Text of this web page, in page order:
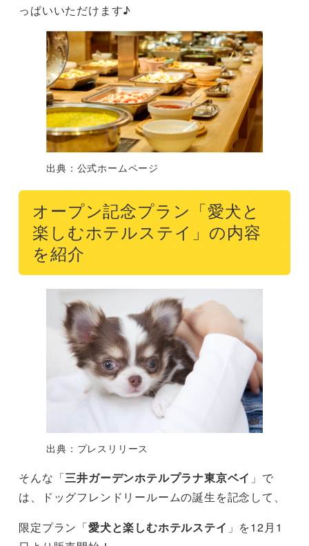
っぱいいただけます♪
出典：公式ホームページ
オープン記念プラン「愛犬と
楽しむホテルステイ」の内容
を紹介
出典：プレスリリース
そんな「三井ガーデンホテルプラナ東京ベイ 」で
は、ドッグフレンドリールームの誕生を記念して、
限定プラン「愛犬と楽しむホテルステイ 」を12月1